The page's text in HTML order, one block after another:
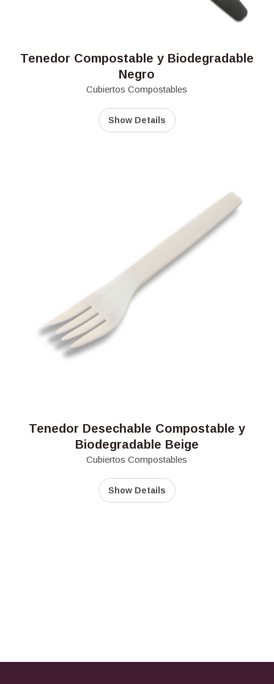
Tenedor Compostable y Biodegradable
Negro
Cubiertos Compostables
Show Details
Tenedor Desechable Compostable y
Biodegradable Beige
Cubiertos Compostables
Show Details